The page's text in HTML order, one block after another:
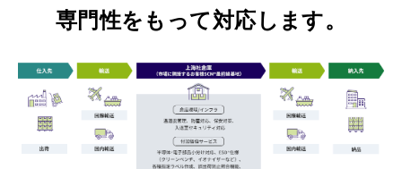
専門性をもって対応します。